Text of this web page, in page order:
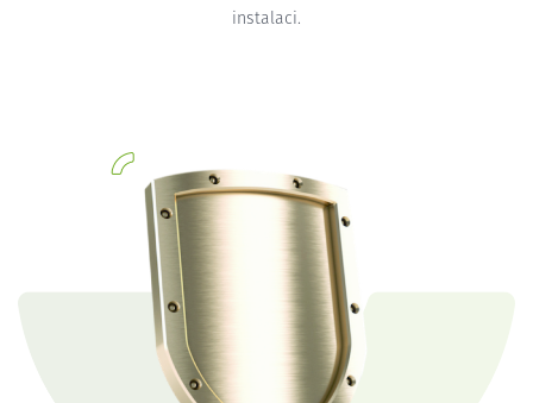
instalaci.